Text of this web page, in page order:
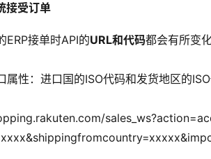
接受订单
ERP接单时API的URL和代码都会有所变化
属性：进口国的ISO代码和发货地区的